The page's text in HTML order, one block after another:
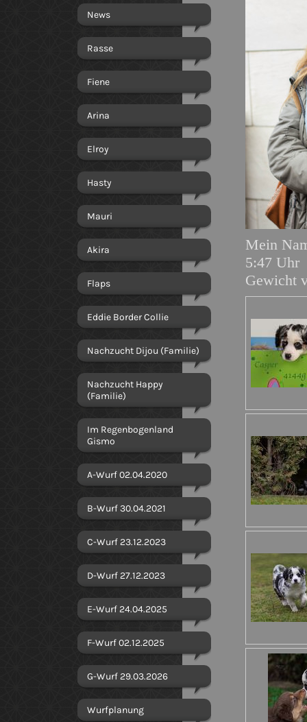
News
Rasse
Fiene
Arina
Elroy
Hasty
Mauri
Akira
Flaps
Eddie Border Collie
Nachzucht Dijou (Familie)
Nachzucht Happy
(Familie)
Im Regenbogenland
Gismo
A-Wurf 02.04.2020
B-Wurf 30.04.2021
C-Wurf 23.12.2023
D-Wurf 27.12.2023
E-Wurf 24.04.2025
F-Wurf 02.12.2025
G-Wurf 29.03.2026
Wurfplanung
Mein
5:47 Uhr
Gewicht